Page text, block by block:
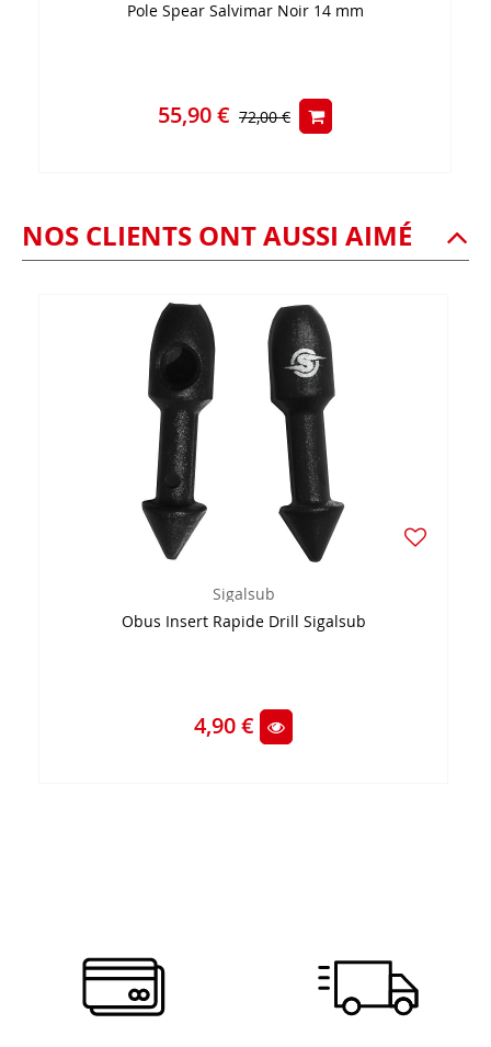
Pole Spear Salvimar Noir 14 mm
55,90 € 72,00 €
NOS CLIENTS ONT AUSSI AIMÉ
Sigalsub
Obus Insert Rapide Drill Sigalsub
4,90 €